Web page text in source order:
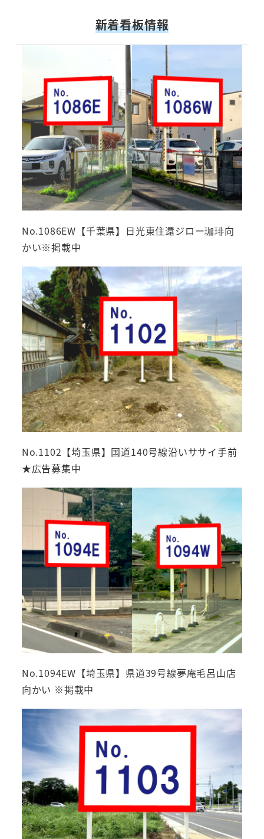
新着看板情報
No.1086EW【千葉県】日光東住還ジロー珈琲向
かい※掲載中
No.1102【埼玉県】国道140号線沿いササイ手前
★広告募集中
No.1094EW【埼玉県】県道39号線夢庵毛呂山店
向かい ※掲載中